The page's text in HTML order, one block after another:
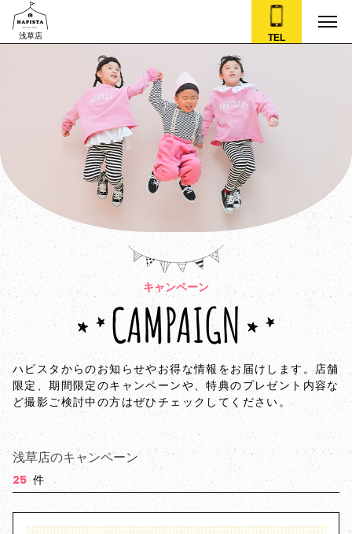
浅草店 TEL
キャンペーン
CAMPAIGN
ハピスタからのお知らせやお得な情報をお届けします。店舗
限定、期間限定のキャンペーンや、特典のプレゼント内容な
ど撮影ご検討中の方はぜひチェックしてください。
浅草店のキャンペーン
25 件